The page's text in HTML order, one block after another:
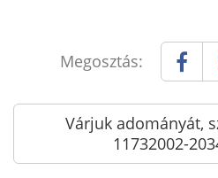
Megosztás:
Várjuk adományát,
11732002-